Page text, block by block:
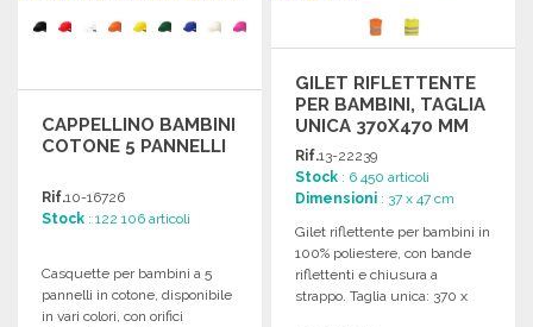
CAPPELLINO BAMBINI
COTONE 5 PANNELLI
Rif.10-16726
Stock : 122 106 articoli
Casquette per bambini a 5
pannelli in cotone, disponibile
in vari colori, con orifici
GILET RIFLETTENTE
PER BAMBINI, TAGLIA
UNICA 370X470 MM
Rif.13-22239
Stock : 6 450 articoli
Dimensioni : 37 x 47 cm
Gilet riflettente per bambini in
100% poliestere, con bande
riflettenti e chiusura a
strappo. Taglia unica: 370 x